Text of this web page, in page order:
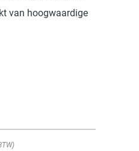
van hoogwaardige